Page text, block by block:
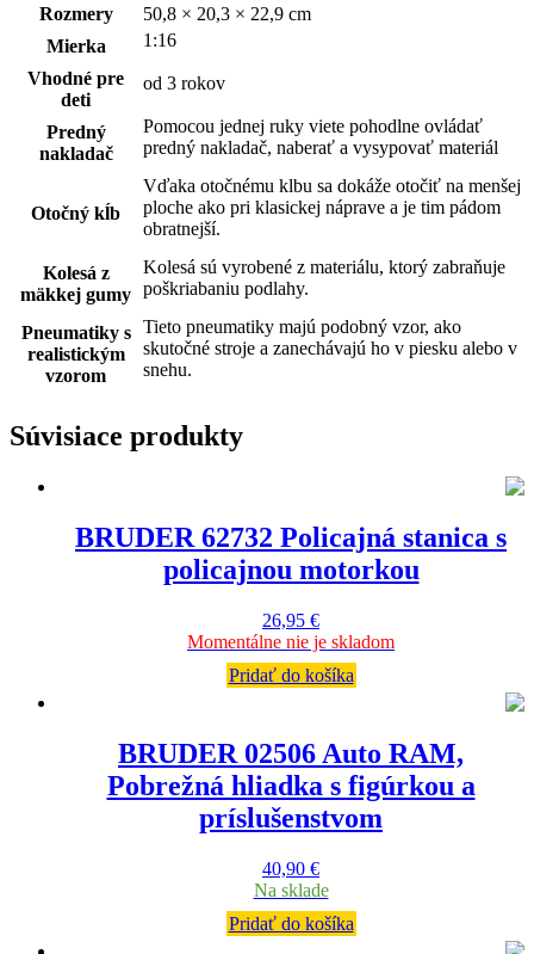
Rozmery
50,8 × 20,3 × 22,9 cm
Mierka
1:16
Vhodné pre
deti
od 3 rokov
Predný
nakladač
Pomocou jednej ruky viete pohodlne ovládať
predný nakladač, naberať a vysypovať materiál
Otočný kĺb
Vďaka otočnému klbu sa dokáže otočiť na menšej
ploche ako pri klasickej náprave a je tim pádom
obratnejší.
Kolesá z
mäkkej gumy
Kolesá sú vyrobené z materiálu, ktorý zabraňuje
poškriabaniu podlahy.
Pneumatiky s
realistickým
vzorom
Tieto pneumatiky majú podobný vzor, ako
skutočné stroje a zanechávajú ho v piesku alebo v
snehu.
Súvisiace produkty
BRUDER 62732 Policajná stanica s
policajnou motorkou
26,95 €
Momentálne nie je skladom
Pridať do košíka
BRUDER 02506 Auto RAM,
Pobrežná hliadka s figúrkou a
príslušenstvom
40,90 €
Na sklade
Pridať do košíka